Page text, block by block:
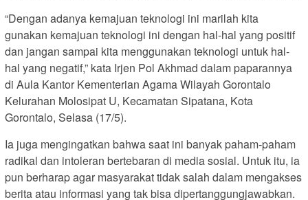
“Dengan adanya kemajuan teknologi ini marilah kita
gunakan kemajuan teknologi ini dengan hal-hal yang positif
dan jangan sampai kita menggunakan teknologi untuk hal-
hal yang negatif,” kata Irjen Pol Akhmad dalam paparannya
di Aula Kantor Kementerian Agama Wilayah Gorontalo
Kelurahan Molosipat U, Kecamatan Sipatana, Kota
Gorontalo, Selasa (17/5).
Ia juga mengingatkan bahwa saat ini banyak paham-paham
radikal dan intoleran bertebaran di media sosial. Untuk itu, ia
pun berharap agar masyarakat tidak salah dalam mengakses
berita atau informasi yang tak bisa dipertanggungjawabkan.